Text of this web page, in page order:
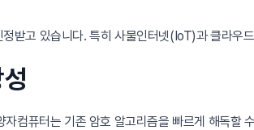
받고 있습니다. 특히 사물인터넷(IoT)과 클라우
컴퓨터는 기존 암호 알고리즘을 빠르게 해독할